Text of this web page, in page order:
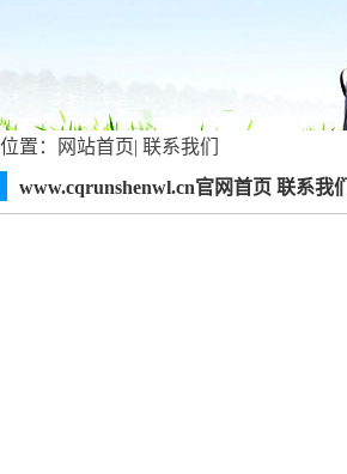
位置： 网站首页| 联系我们
www.cqrunshenwl.cn官网首页 联系我们